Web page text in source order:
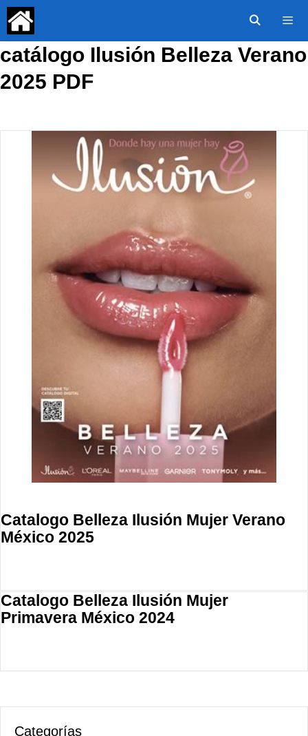
Saltar
contenido
Menú
catálogo Ilusión Belleza Verano
2025 PDF
Catalogo Belleza Ilusión Mujer Verano
México 2025
Catalogo Belleza Ilusión Mujer
Primavera México 2024
Categorías